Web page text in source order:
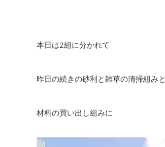
本日は2組に分かれて
昨日の続きの砂利と雑草の清掃組みと
材料の買い出し組みに